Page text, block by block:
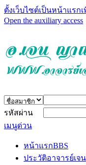
ตั้งเว็บไซต์เป็นหน้าแรก
Open the auxiliary access
รหัสผ่าน
เมนูด่วน
หน้าแรกBBS
ประวัติอาจารย์เจน